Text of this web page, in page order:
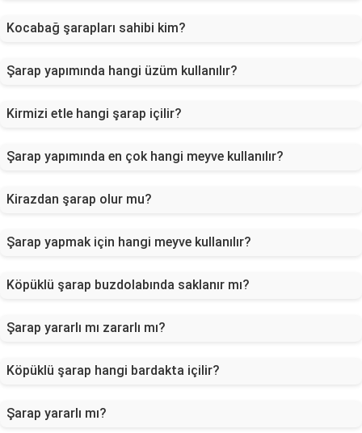
Kocabağ şarapları sahibi kim?
Şarap yapımında hangi üzüm kullanılır?
Kirmizi etle hangi şarap içilir?
Şarap yapımında en çok hangi meyve kullanılır?
Kirazdan şarap olur mu?
Şarap yapmak için hangi meyve kullanılır?
Köpüklü şarap buzdolabında saklanır mı?
Şarap yararlı mı zararlı mı?
Köpüklü şarap hangi bardakta içilir?
Şarap yararlı mı?